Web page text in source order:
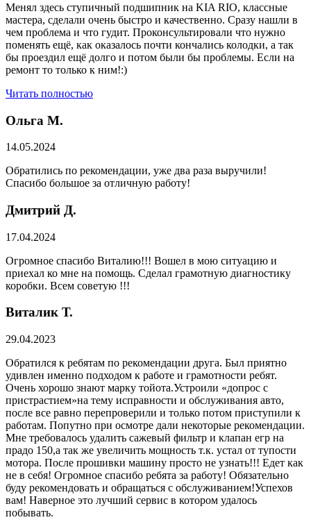
Менял здесь ступичный подшипник на KIA RIO, классные
мастера, сделали очень быстро и качественно. Сразу нашли в
чем проблема и что гудит. Проконсультировали что нужно
поменять ещё, как оказалось почти кончались колодки, а так
бы проездил ещё долго и потом были бы проблемы. Если на
ремонт то только к ним!:)
Читать полностью
Ольга М.
14.05.2024
Обратились по рекомендации, уже два раза выручили!
Спасибо большое за отличную работу!
Дмитрий Д.
17.04.2024
Огромное спасибо Виталию!!! Вошел в мою ситуацию и
приехал ко мне на помощь. Сделал грамотную диагностику
коробки. Всем советую !!!
Виталик Т.
29.04.2023
Обратился к ребятам по рекомендации друга. Был приятно
удивлен именно подходом к работе и грамотности ребят.
Очень хорошо знают марку тойота.Устроили «допрос с
пристрастием»на тему исправности и обслуживания авто,
после все равно перепроверили и только потом приступили к
работам. Попутно при осмотре дали некоторые рекомендации.
Мне требовалось удалить сажевый фильтр и клапан егр на
прадо 150,а так же увеличить мощность т.к. устал от тупости
мотора. После прошивки машину просто не узнать!!! Едет как
не в себя! Огромное спасибо ребята за работу! Обязательно
буду рекомендовать и обращаться с обслуживанием!Успехов
вам! Наверное это лучший сервис в котором удалось
побывать.